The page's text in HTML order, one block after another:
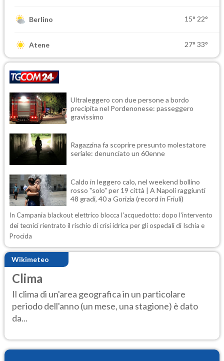
Berlino 15° 22°
Atene 27° 33°
Ultraleggero con due persone a bordo
precipita nel Pordenonese: passeggero
gravissimo
Ragazzina fa scoprire presunto molestatore
seriale: denunciato un 60enne
Caldo in leggero calo, nel weekend bollino
rosso "solo" per 19 città | A Napoli raggiunti
48 gradi, 40 a Gorizia (record in Friuli)
In Campania blackout elettrico blocca l'acquedotto: dopo l'intervento
dei tecnici rientrato il rischio di crisi idrica per gli ospedali di Ischia e
Procida
Wikimeteo
Clima
Il clima di un'area geografica in un particolare
periodo dell'anno (un mese, una stagione) è dato
da...